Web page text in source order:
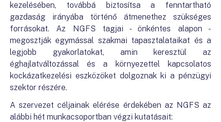
kezelésében, továbbá biztosítsa a fenntartható
gazdaság irányába történő átmenethez szükséges
forrásokat. Az NGFS tagjai - önkéntes alapon -
megosztják egymással szakmai tapasztalataikat és a
legjobb gyakorlatokat, amin keresztül az
éghajlatváltozással és a környezettel kapcsolatos
kockázatkezelési eszközöket dolgoznak ki a pénzügyi
szektor részére.
A szervezet céljainak elérése érdekében az NGFS az
alábbi hét munkacsoportban végzi kutatásait: